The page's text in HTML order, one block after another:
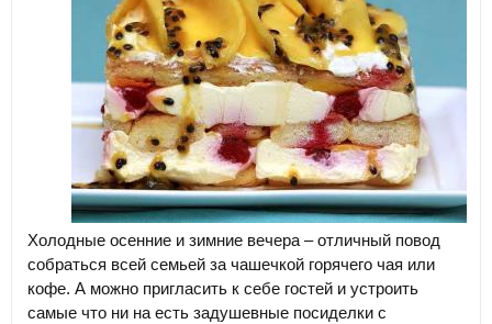
Холодные осенние и зимние вечера – отличный повод
собраться всей семьей за чашечкой горячего чая или
кофе. А можно пригласить к себе гостей и устроить
самые что ни на есть задушевные посиделки с